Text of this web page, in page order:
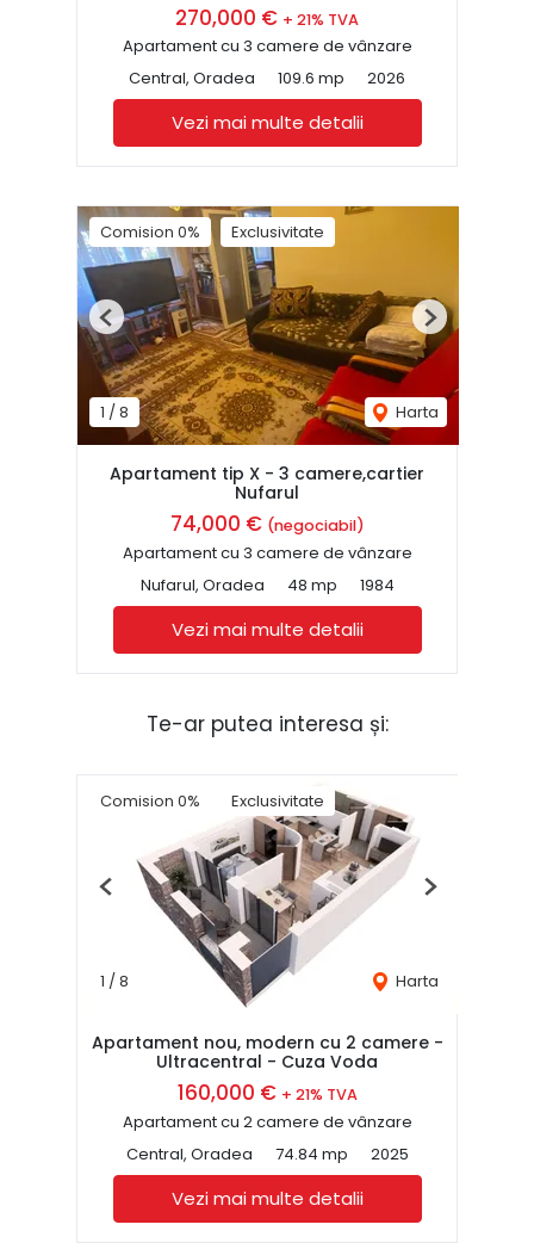
270,000 € + 21% TVA
Apartament cu 3 camere de vânzare
Central, Oradea
109.6 mp 2026
Vezi mai multe detalii
Comision 0% Exclusivitate
1 / 8 Harta
Previous Next
Apartament tip X - 3 camere,cartier
Nufarul
74,000 € (negociabil)
Apartament cu 3 camere de vânzare
Nufarul, Oradea
48 mp 1984
Vezi mai multe detalii
Te-ar putea interesa și:
Comision 0% Exclusivitate
1 / 8 Harta
Previous Next
Apartament nou, modern cu 2 camere -
Ultracentral - Cuza Voda
160,000 € + 21% TVA
Apartament cu 2 camere de vânzare
Central, Oradea
74.84 mp 2025
Vezi mai multe detalii